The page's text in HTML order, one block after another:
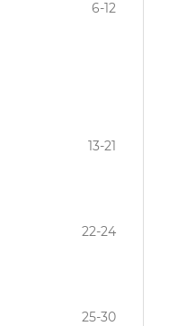
6-12
13-21
22-24
25-30